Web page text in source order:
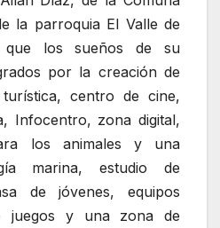
la parroquia El Valle de
que los sueños de su
por la creación de
centro de cine,
Infocentro, zona digital,
los animales y una
marina, estudio de
de jóvenes, equipos
juegos y una zona de